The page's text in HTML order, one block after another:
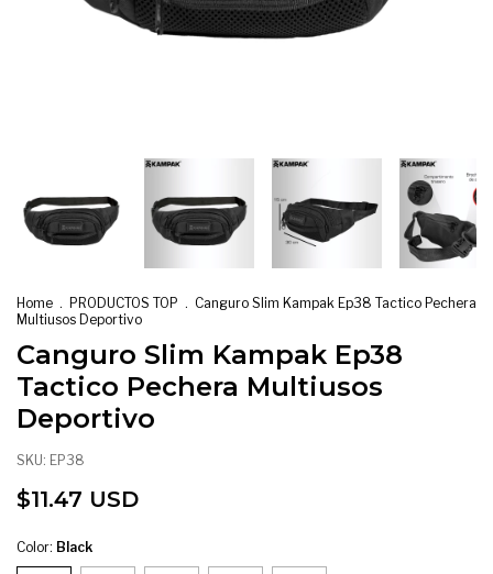
Home . PRODUCTOS TOP . Canguro Slim Kampak Ep38 Tactico Pechera
Multiusos Deportivo
Canguro Slim Kampak Ep38
Tactico Pechera Multiusos
Deportivo
SKU: EP38
$11.47 USD
Color: Black